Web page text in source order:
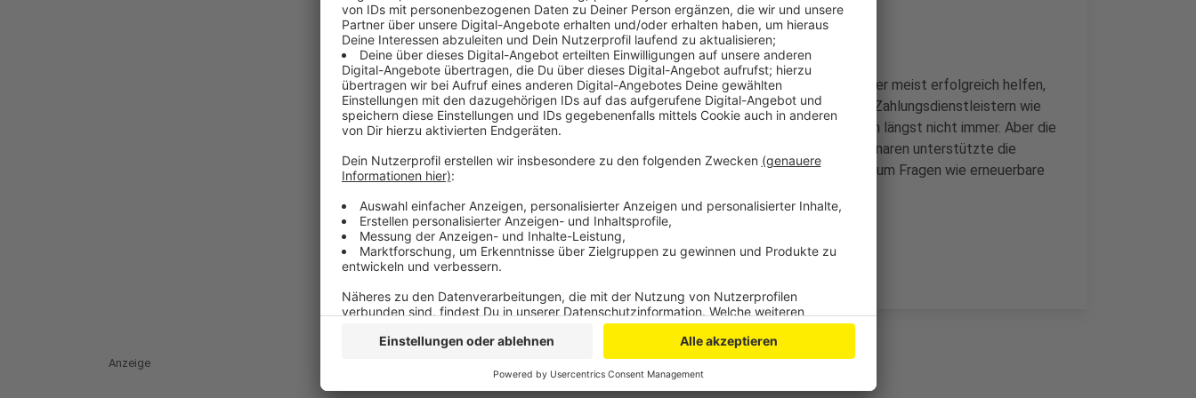
Anzeige
Bei über 2.200 Rechtsberatungen konnten die Verbraucherschützer meist erfolgreich helfen,
heißt es im Jahresbericht. Zentrales Thema waren Probleme mit Zahlungsdienstleistern wie
Paypal oder Klarna. Der versprochene Käuferschutz greift nämlich längst nicht immer. Aber die
Beratungsstelle half nicht nur bei Betrug: Mit Vorträgen und Seminaren unterstützte die
Verbraucherzentrale zum Beispiel auch Hauseigentümer, wenn es um Fragen wie erneuerbare
Anzeige
Anzeige